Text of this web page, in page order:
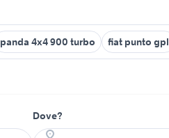
panda 4x4 900 turbo fiat punto gpl
Dove?